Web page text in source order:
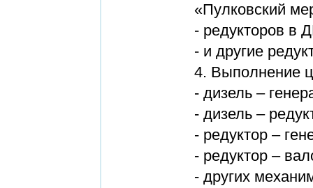
«Пулковский
- редукторов в
- и другие
4. Выполнение
- дизель –
- дизель –
- редуктор –
- редуктор –
- других